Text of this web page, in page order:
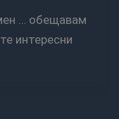
интересни